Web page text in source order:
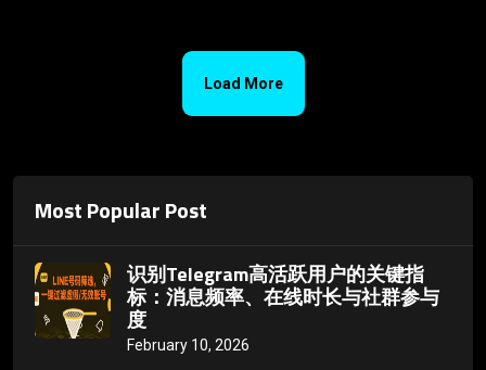
Load More
Most Popular Post
识别Telegram高活跃用户的关键指
标：消息频率、在线时长与社群参与
度
February 10, 2026